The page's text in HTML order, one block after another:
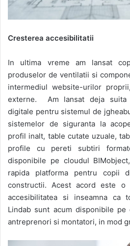
Cresterea accesibilitatii
In ultima vreme am lansat
produselor de ventilatii si
intermediul website-urilor
externe. Am lansat deja suita
digitale pentru sistemul de
sistemelor de siguranta la
profil inalt, table cutate uzuale,
profile cu pereti subtiri
disponibile pe cloudul
rapida platforma pentru copii
constructii. Acest acord este o
accesibilitatea si inseamna ca
Lindab sunt acum disponibile
antreprenori si montatori, in mod